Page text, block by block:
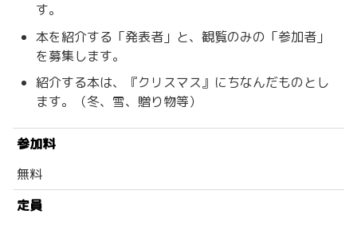
す。
本を紹介する「発表者」と、観覧のみの「参加者」
を募集します。
紹介する本は、『クリスマス』にちなんだものとし
ます。（冬、雪、贈り物等）
参加料
無料
定員